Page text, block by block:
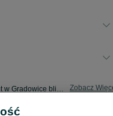
Aktualne oferty z kategorii Budowa i Remont w Gradowice blisko Ciebie ➤ Kupuj nowe lub używane w dobrej cenie, przeglądaj lokalne ogłoszenia ☝ Szybkie kupno i sprzedaż na OLX.pl Zobacz